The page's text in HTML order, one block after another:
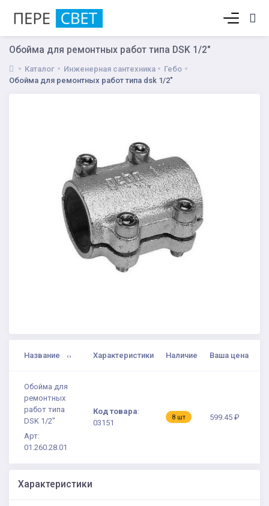
Обойма для ремонтных работ типа DSK 1/2"
Каталог Инженерная сантехника
Гебо
Обойма для ремонтных работ типа dsk 1/2"
Название Характеристики Наличие Ваша цена
Обойма для
ремонтных
работ типа
DSK 1/2"
Арт:
01.260.28.01
Код товара:
03151
8 шт 599.45 ₽
Характеристики